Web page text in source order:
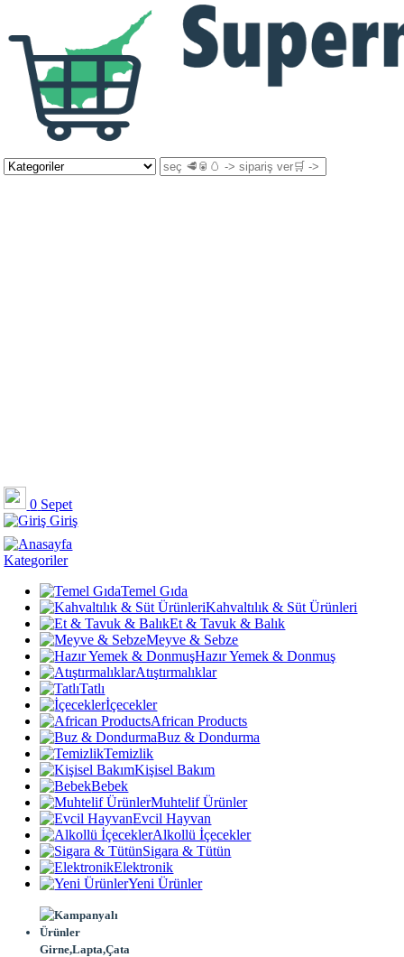
0 Sepet
Giriş
Kategoriler
Temel Gıda
Kahvaltılık & Süt Ürünleri
Et & Tavuk & Balık
Meyve & Sebze
Hazır Yemek & Donmuş
Atıştırmalıklar
Tatlı
İçecekler
African Products
Buz & Dondurma
Temizlik
Kişisel Bakım
Bebek
Muhtelif Ürünler
Evcil Hayvan
Alkollü İçecekler
Sigara & Tütün
Elektronik
Yeni Ürünler
Girne,Lapta,Çata